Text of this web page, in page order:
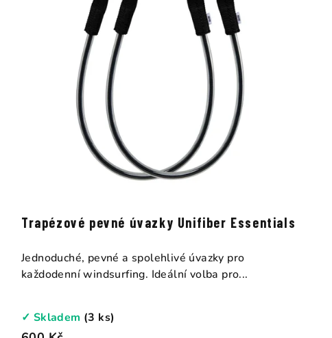
Trapézové pevné úvazky Unifiber Essentials
✓ Skladem (3 ks)
Jednoduché, pevné a spolehlivé úvazky pro
každodenní windsurfing. Ideální volba pro...